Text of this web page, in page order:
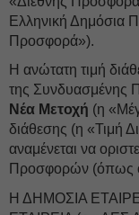
Ελληνική Δημόσια
Προσφορά»).
Η ανώτατη τιμή
της Συνδυασμένης
Νέα Μετοχή (η
διάθεσης (η «Τιμή
αναμένεται να
Προσφορών (όπως
Η ΔΗΜΟΣΙΑ